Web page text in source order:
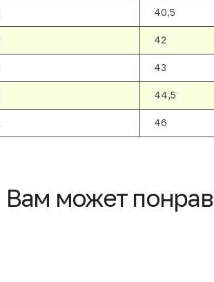
40,5
42
43
44,5
46
Вам может